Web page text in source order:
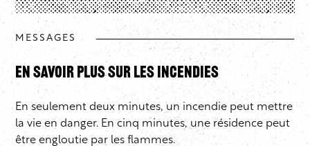
MESSAGES
En savoir plus sur les incendies
En seulement deux minutes, un incendie peut mettre
la vie en danger. En cinq minutes, une résidence peut
être engloutie par les flammes.